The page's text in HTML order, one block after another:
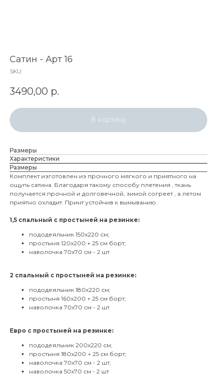
Сатин - Арт 16
SKU:
3490,00 р.
В корзину
Размеры
Характеристики
Размеры
Комплект изготовлен из прочного мягкого и приятного на
ощупь сатина. Благодаря такому способу плетения , ткань
получается прочной и долговечной, зимой согреет , а летом
приятно охладит. Принт устойчив к вымыванию.
1,5 спальный с простыней на резинке:
пододеяльник 150х220 см;
простыня 120х200 + 25 см борт;
наволочка 70х70 см - 2 шт
2 спальный с простыней на резинке:
пододеяльник 180х220 см;
простыня 160х200 + 25 см борт;
наволочка 70х70 см - 2 шт
Евро с простыней на резинке:
пододеяльник 200х220 см;
простыня 180х200 + 25 см борт;
наволочка 70х70 см - 2 шт;
наволочка 50х70 см - 2 шт